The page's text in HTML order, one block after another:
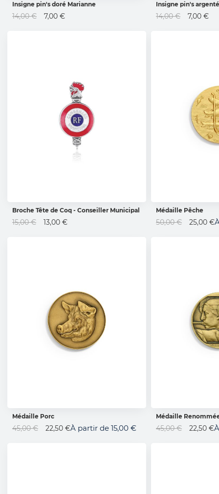
Insigne pin's doré Marianne
Prix
7,00 €
14,00 €
Insigne pin's
Prix
7,00 €
14,00 €
Broche Tête de Coq - Conseiller Municipal
Prix
13,00 €
15,00 €
Médaille Pêche
Prix
25,00 €
50,00 €
AJOUTER AU PANIER
Médaille Porc
Prix
22,50 €
45,00 € À partir de 15,00 €
Médaille
Prix
22,50 €
45,00 €